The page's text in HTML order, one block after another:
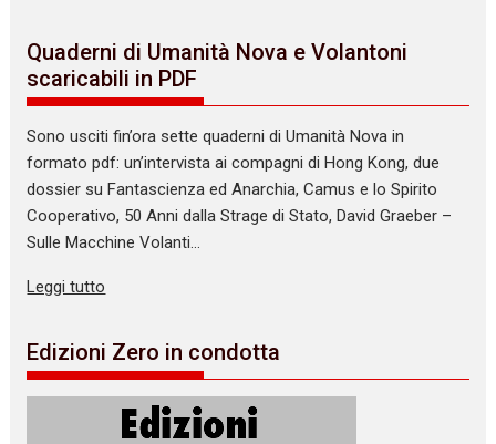
Quaderni di Umanità Nova e Volantoni
scaricabili in PDF
Sono usciti fin’ora sette quaderni di Umanità Nova in
formato pdf: un’intervista ai compagni di Hong Kong, due
dossier su Fantascienza ed Anarchia, Camus e lo Spirito
Cooperativo, 50 Anni dalla Strage di Stato, David Graeber –
Sulle Macchine Volanti…
Leggi tutto
Edizioni Zero in condotta